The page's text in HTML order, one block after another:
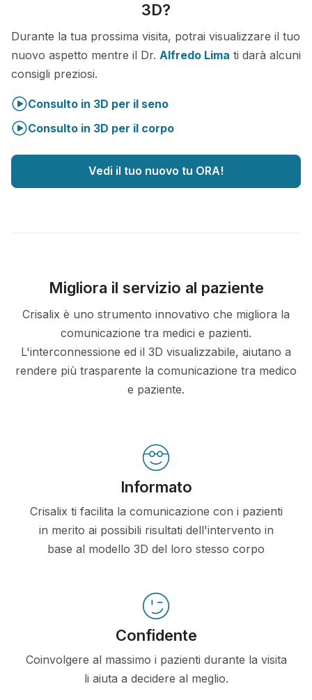
3D?
Durante la tua prossima visita, potrai visualizzare il tuo
nuovo aspetto mentre il Dr. Alfredo Lima ti darà alcuni
consigli preziosi.
Consulto in 3D per il seno
Consulto in 3D per il corpo
Vedi il tuo nuovo tu ORA!
Migliora il servizio al paziente
Crisalix è uno strumento innovativo che migliora la
comunicazione tra medici e pazienti.
L'interconnessione ed il 3D visualizzabile, aiutano a
rendere più trasparente la comunicazione tra medico
e paziente.
Informato
Crisalix ti facilita la comunicazione con i pazienti
in merito ai possibili risultati dell'intervento in
base al modello 3D del loro stesso corpo
Confidente
Coinvolgere al massimo i pazienti durante la visita
li aiuta a decidere al meglio.